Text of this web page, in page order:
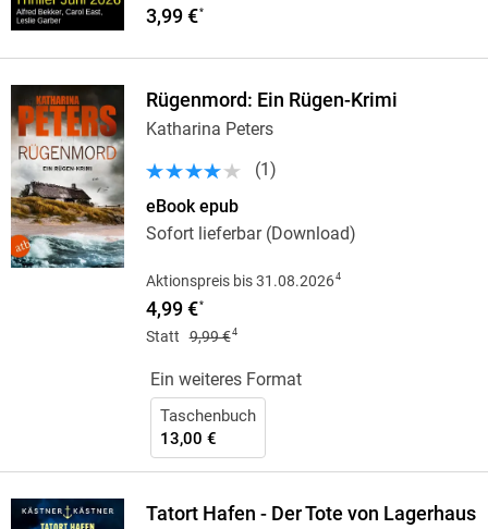
3,99 €*
Rügenmord: Ein Rügen-Krimi
Katharina Peters
(1)
eBook epub
Sofort lieferbar (Download)
Aktionspreis bis 31.08.20264
4,99 €*
Statt 9,99 €4
Ein weiteres Format
Taschenbuch
13,00 €
Tatort Hafen - Der Tote von Lagerhaus